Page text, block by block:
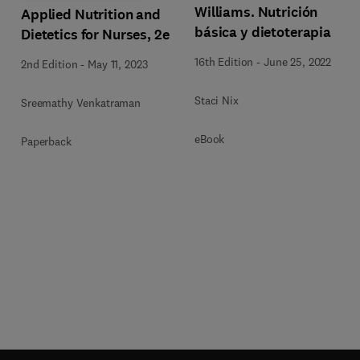
Applied Nutrition and
Dietetics for Nurses, 2e
2nd Edition - May 11, 2023
Sreemathy Venkatraman
Paperback
Williams. Nutrición
básica y dietoterapia
16th Edition - June 25, 2022
Staci Nix
eBook